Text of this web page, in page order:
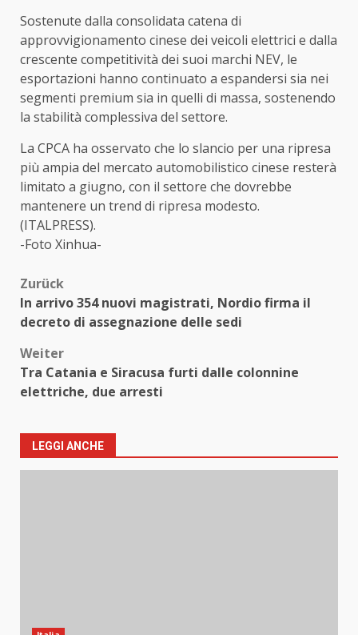
Sostenute dalla consolidata catena di
approvvigionamento cinese dei veicoli elettrici e dalla
crescente competitività dei suoi marchi NEV, le
esportazioni hanno continuato a espandersi sia nei
segmenti premium sia in quelli di massa, sostenendo
la stabilità complessiva del settore.
La CPCA ha osservato che lo slancio per una ripresa
più ampia del mercato automobilistico cinese resterà
limitato a giugno, con il settore che dovrebbe
mantenere un trend di ripresa modesto.
(ITALPRESS).
-Foto Xinhua-
Beitragsnavigation
Zurück
In arrivo 354 nuovi magistrati, Nordio firma il
decreto di assegnazione delle sedi
Weiter
Tra Catania e Siracusa furti dalle colonnine
elettriche, due arresti
LEGGI ANCHE